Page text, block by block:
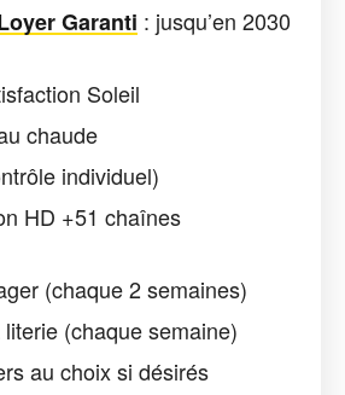
Garanti : jusqu’en 2030
Soleil
chaude
individuel)
HD +51 chaînes
(chaque 2 semaines)
(chaque semaine)
au choix si désirés